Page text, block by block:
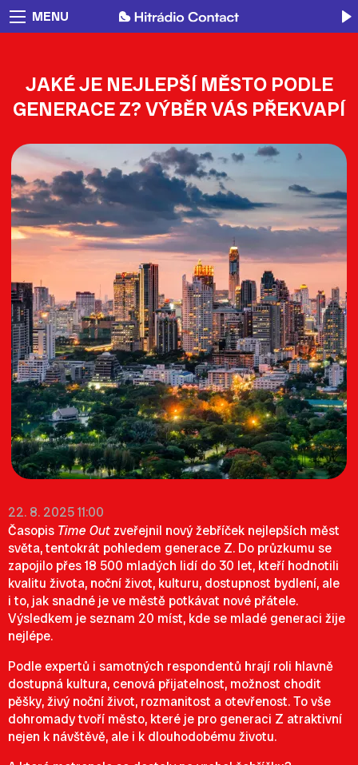
MENU
JAKÉ JE NEJLEPŠÍ MĚSTO PODLE
GENERACE Z? VÝBĚR VÁS PŘEKVAPÍ
22. 8. 2025 11:00
Časopis Time Out zveřejnil nový žebříček nejlepších měst
světa, tentokrát pohledem generace Z. Do průzkumu se
zapojilo přes 18 500 mladých lidí do 30 let, kteří hodnotili
kvalitu života, noční život, kulturu, dostupnost bydlení, ale
i to, jak snadné je ve městě potkávat nové přátele.
Výsledkem je seznam 20 míst, kde se mladé generaci žije
nejlépe.
Podle expertů i samotných respondentů hrají roli hlavně
dostupná kultura, cenová přijatelnost, možnost chodit
pěšky, živý noční život, rozmanitost a otevřenost. To vše
dohromady tvoří město, které je pro generaci Z atraktivní
nejen k návštěvě, ale i k dlouhodobému životu.